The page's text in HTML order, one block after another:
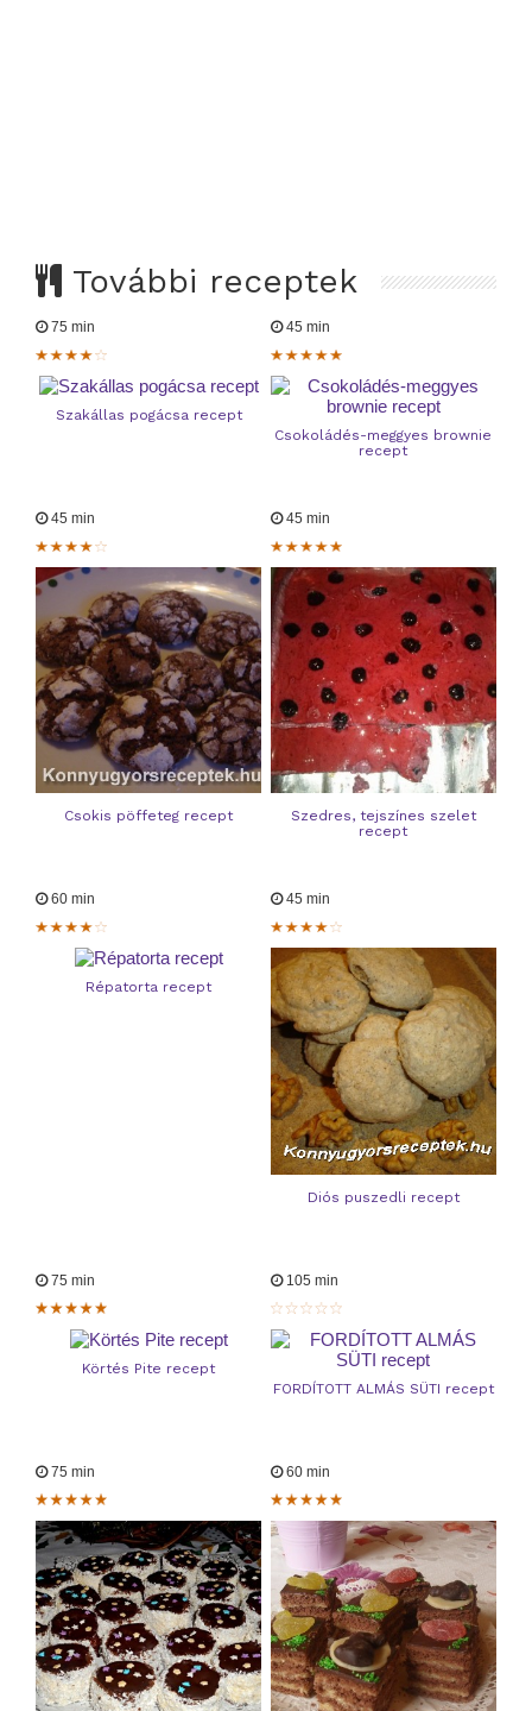
További receptek
75 min
Szakállas pogácsa recept
45 min
Csokoládés-meggyes brownie
recept
45 min
Csokis pöffeteg recept
45 min
Szedres, tejszínes szelet
recept
60 min
Répatorta recept
45 min
Diós puszedli recept
75 min
Körtés Pite recept
105 min
FORDÍTOTT ALMÁS SÜTI recept
75 min 60 min